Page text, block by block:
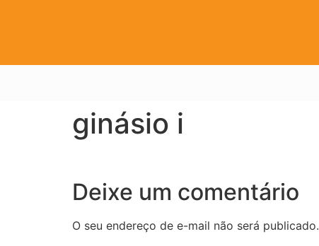
ginásio i
Deixe um comentário
O seu endereço de e-mail não será publicado.